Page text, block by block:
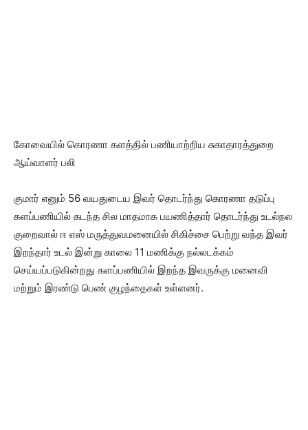
கோவையில் கொரணா களத்தில் பணியாற்றிய சுகாதாரத்துறை
ஆய்வாளர் பலி
குமார் எனும் 56 வயதுடைய இவர் தொடர்ந்து கொரணா தடுப்பு
களப்பணியில் கடந்த சில மாதமாக பயணித்தார் தொடர்ந்து உடல்நல
குறைவால் ஈ எஸ் மருத்துவமனையில் சிகிச்சை பெற்று வந்த இவர்
இறந்தார் உடல் இன்று காலை 11 மணிக்கு நல்லடக்கம்
செய்யப்படுகின்றது களப்பணியில் இறந்த இவருக்கு மனைவி
மற்றும் இரண்டு பெண் குழந்தைகள் உள்ளனர்.